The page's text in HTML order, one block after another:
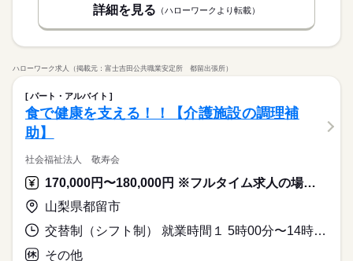
詳細を見る （ハローワークより転載）
ハローワーク求人（掲載元：富士吉田公共職業安定所 都留出張所）
パート・アルバイト
食で健康を支える！！【介護施設の調理補
助】
社会福祉法人 敬寿会
170,000円〜180,000円 ※フルタイム求人の場合は月額（換算額）、パート求人の場合は時間額を表示しています。
山梨県都留市
交替制（シフト制） 就業時間１ 5時00分〜14時00分 就業時間２ 9時30分〜18時30分 就業時間に関する特記事項 希望休は考慮します
その他